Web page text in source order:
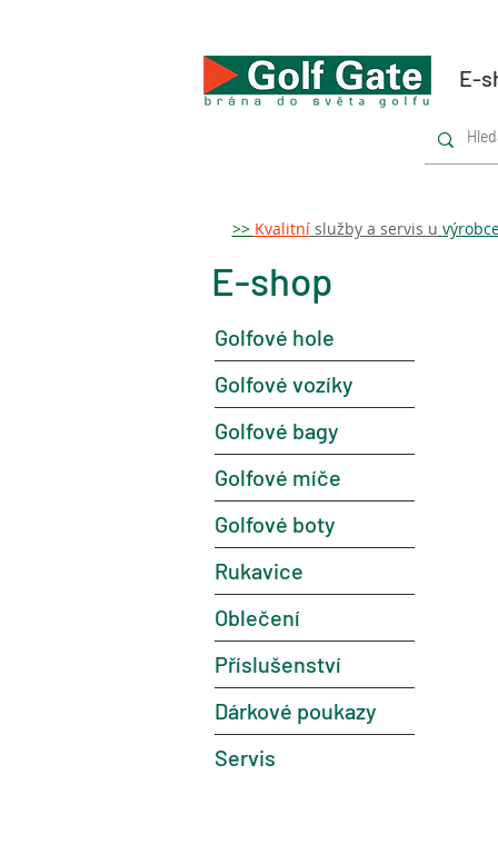
E-
>> Kvalitníslužby a servis u
E-shop
Golfové hole
Golfové vozíky
Golfové bagy
Golfové míče
Golfové boty
Rukavice
Oblečení
Příslušenství
Dárkové poukazy
Servis